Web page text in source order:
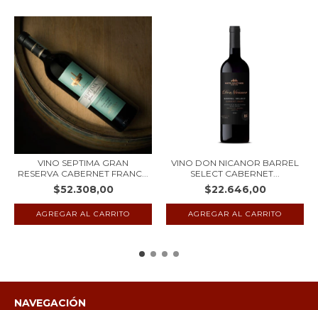
VINO SEPTIMA GRAN
RESERVA CABERNET FRANC...
$52.308,00
VINO DON NICANOR BARREL
SELECT CABERNET...
$22.646,00
NAVEGACIÓN